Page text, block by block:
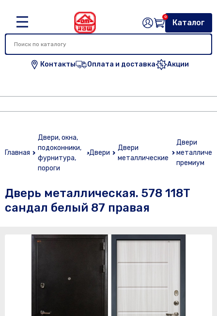
Контакты Оплата и доставка Акции
Каталог
0
Главная
Двери, окна,
подоконники,
фурнитура,
пороги
Двери
Двери
металлические
Двери
премиум
Дверь металлическая. 578 118Т
сандал белый 87 правая